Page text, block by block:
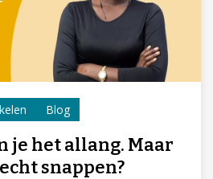
Blog
je het allang. Maar
snappen?